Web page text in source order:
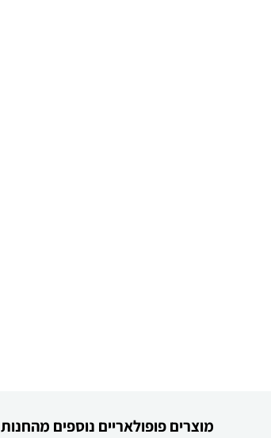
מוצרים פופולאריים נוספים מהחנות